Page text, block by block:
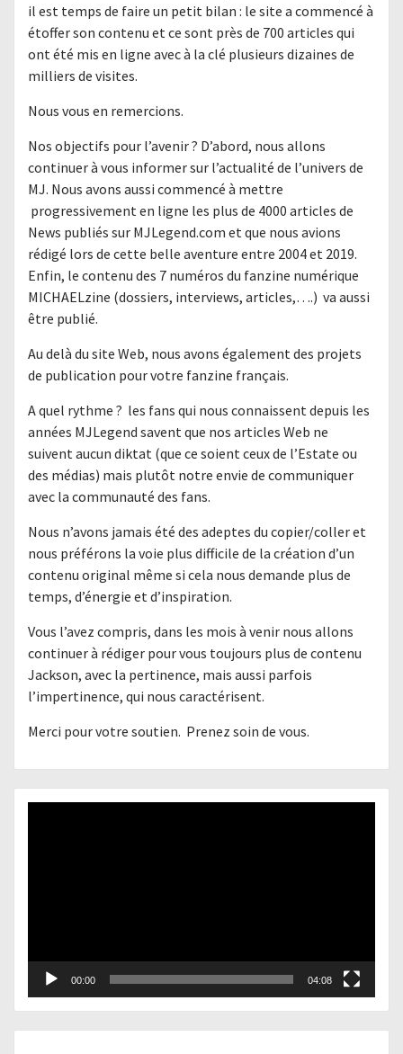
il est temps de faire un petit bilan : le site a commencé à
étoffer son contenu et ce sont près de 700 articles qui
ont été mis en ligne avec à la clé plusieurs dizaines de
milliers de visites.
Nous vous en remercions.
Nos objectifs pour l’avenir ? D’abord, nous allons
continuer à vous informer sur l’actualité de l’univers de
MJ. Nous avons aussi commencé à mettre
progressivement en ligne les plus de 4000 articles de
News publiés sur MJLegend.com et que nous avions
rédigé lors de cette belle aventure entre 2004 et 2019.
Enfin, le contenu des 7 numéros du fanzine numérique
MICHAELzine (dossiers, interviews, articles,….) va aussi
être publié.
Au delà du site Web, nous avons également des projets
de publication pour votre fanzine français.
A quel rythme ? les fans qui nous connaissent depuis les
années MJLegend savent que nos articles Web ne
suivent aucun diktat (que ce soient ceux de l’Estate ou
des médias) mais plutôt notre envie de communiquer
avec la communauté des fans.
Nous n’avons jamais été des adeptes du copier/coller et
nous préférons la voie plus difficile de la création d’un
contenu original même si cela nous demande plus de
temps, d’énergie et d’inspiration.
Vous l’avez compris, dans les mois à venir nous allons
continuer à rédiger pour vous toujours plus de contenu
Jackson, avec la pertinence, mais aussi parfois
l’impertinence, qui nous caractérisent.
Merci pour votre soutien. Prenez soin de vous.
00:00 04:08